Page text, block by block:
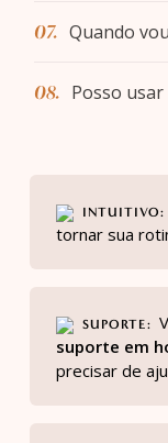
07. Quando
08. Posso
INTUITIVO
tornar sua
SUPORTE
suporte em
precisar de